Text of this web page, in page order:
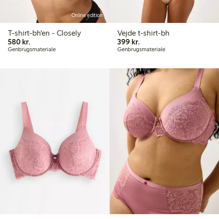
Online edition
T-shirt-bh'en - Closely
580 kr.
Genbrugsmateriale
Vejde t-shirt-bh
399 kr.399,00 kr.
Genbrugsmateriale